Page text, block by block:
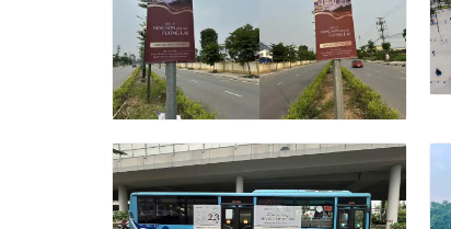
DỰ ÁN QUẢNG CÁO XE BUÝT
ĐẲNG CẤP CỦA NOBLE “PHỦ